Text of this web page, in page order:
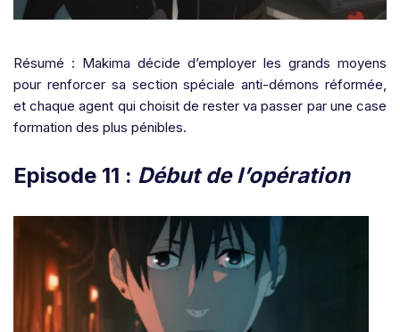
Résumé : Makima décide d’employer les grands moyens
pour renforcer sa section spéciale anti-démons réformée,
et chaque agent qui choisit de rester va passer par une case
formation des plus pénibles.
Episode 11 : Début de l’opération